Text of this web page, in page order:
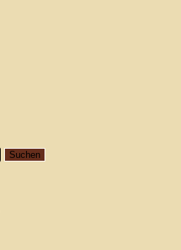
Suchen